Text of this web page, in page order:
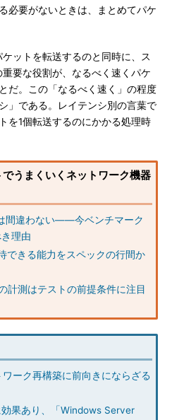
必要がないときは、まとめてパケ
ットを転送するのと同時に、ス
要な役割が、なるべく速くパケ
だ。この「なるべく速く」の程度
」である。レイテンシ別の言葉で
を1個転送するのにかかる処理時
うまくいくネットワーク機器
間違わない――今ベンチマーク
理由
できる能力をスペックの行間か
計測はテストの前提条件に注目
ーク再構築に前向きにならざる
果あり、「Windows Server